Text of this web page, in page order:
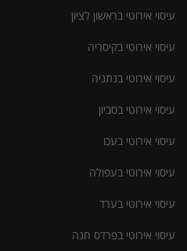
עיסוי אירוטי בראשון לציון
עיסוי אירוטי בקיסריה
עיסוי אירוטי בנתניה
עיסוי אירוטי בסביון
עיסוי אירוטי בעכו
עיסוי אירוטי בעפולה
עיסוי אירוטי בערד
עיסוי אירוטי בפרדס חנה